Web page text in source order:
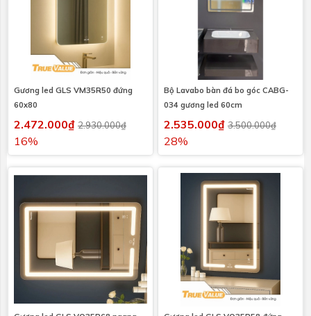
Gương led GLS VM35R50 đứng
60x80
2.472.000₫ 2.930.000₫
16%
Bộ Lavabo bàn đá bo góc CABG-
034 gương led 60cm
2.535.000₫ 3.500.000₫
28%